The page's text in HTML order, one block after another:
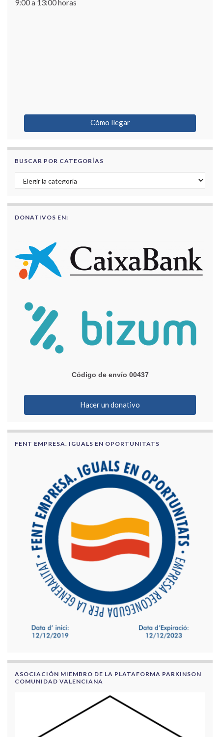
9:00 a 13:00 horas
Cómo llegar
BUSCAR POR CATEGORÍAS
Buscar por categorías
DONATIVOS EN:
Código de envío 00437
Hacer un donativo
FENT EMPRESA. IGUALS EN OPORTUNITATS
ASOCIACIÓN MIEMBRO DE LA PLATAFORMA PARKINSON
COMUNIDAD VALENCIANA